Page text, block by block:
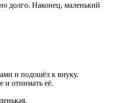
долго. Наконец, маленький
и подошёл к внуку.
и отнимать её.